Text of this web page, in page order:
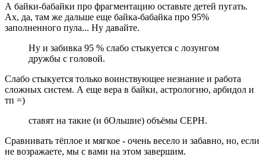
А байки-бабайки про фрагментацию оставьте детей пугать.
Ах, да, там же дальше еще байка-бабайка про 95%
заполненного пула... Ну давайте.
Ну и забивка 95 % слабо стыкуется с лозунгом
дружбы с головой.
Слабо стыкуется только воинствующее незнание и работа
сложных систем. А еще вера в байки, астрологию, арбидол и
тп =)
ставят на такие (и бОльшие) объёмы CEPH.
Сравнивать тёплое и мягкое - очень весело и забавно, но, если
не возражаете, мы с вами на этом завершим.